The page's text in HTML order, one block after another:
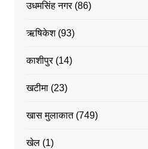
उधमसिंह नगर(86)
ऋषिकेश(93)
काशीपुर(14)
खटीमा(23)
खास मुलाकात(749)
खेल(1)